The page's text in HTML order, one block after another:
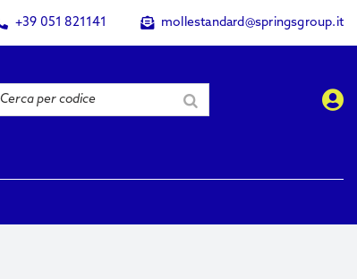
+39 051 821141 mollestandard@springsgroup.it